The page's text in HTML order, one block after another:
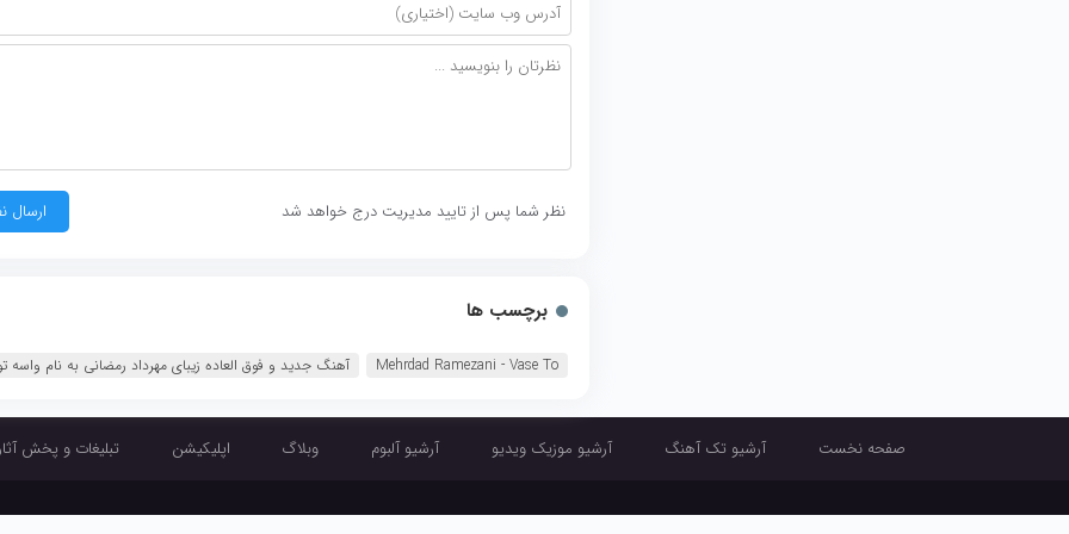
نظر شما پس از تایید مدیریت درج خواهد شد
برچسب ها
Mehrdad Ramezani - Vase To آهنگ جدید و فوق العاده زیبای مهرداد رمضانی به نام واسه
صفحه نخست آرشیو تک آهنگ آرشیو موزیک ویدیو آرشیو آلبوم وبلاگ اپلیکیشن تبلیغات و پخش